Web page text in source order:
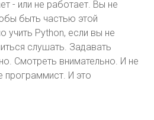
- или не работает. Вы не
быть частью этой
учить Python, если вы не
слушать. Задавать
Смотреть внимательно. И не
программист. И это